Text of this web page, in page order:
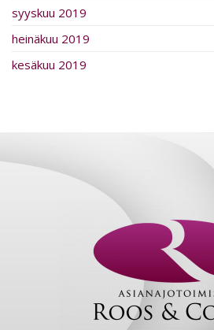
syyskuu 2019
heinäkuu 2019
kesäkuu 2019